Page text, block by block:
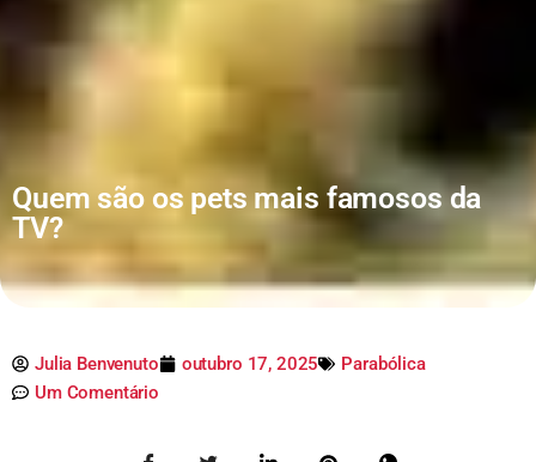
Quem são os pets mais famosos da
TV?
Julia Benvenuto outubro 17, 2025
Parabólica
Um Comentário